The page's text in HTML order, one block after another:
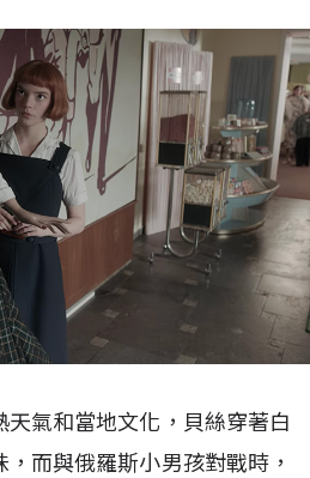
氣和當地文化，貝絲穿著白
而與俄羅斯小男孩對戰時，